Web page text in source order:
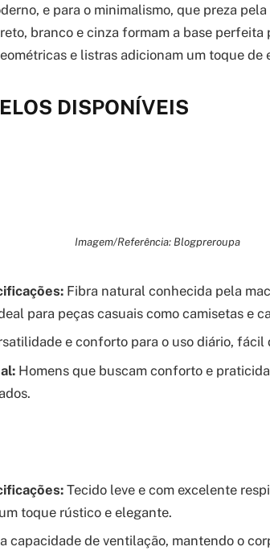
e para o minimalismo, que preza
branco e cinza formam a base
e listras adicionam um toque de
DISPONÍVEIS
Imagem/Referência: Blogpreroupa
Fibra natural conhecida pela
para peças casuais como camisetas e
e conforto para o uso diário, fácil
Homens que buscam conforto e
Tecido leve e com excelente
toque rústico e elegante.
capacidade de ventilação, mantendo o